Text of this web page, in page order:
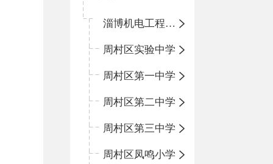
淄博机电工程学校
周村区实验中学
周村区第一中学
周村区第二中学
周村区第三中学
周村区凤鸣小学